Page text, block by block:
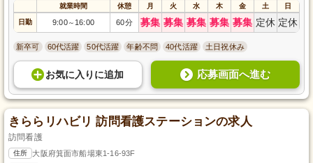
就業時間 休憩 月 火 水 木 金 土 日
日勤 9:00～ 16:00 60分 募集 募集 募集 募集 募集 定休 定休
新卒可 60代活躍 50代活躍 年齢不問 40代活躍 土日祝休み
お気に入り に追加 応募画面へ進む
きららリハビリ 訪問看護ステーションの求人
訪問看護
住所 大阪府箕面市船場東1-16-93F